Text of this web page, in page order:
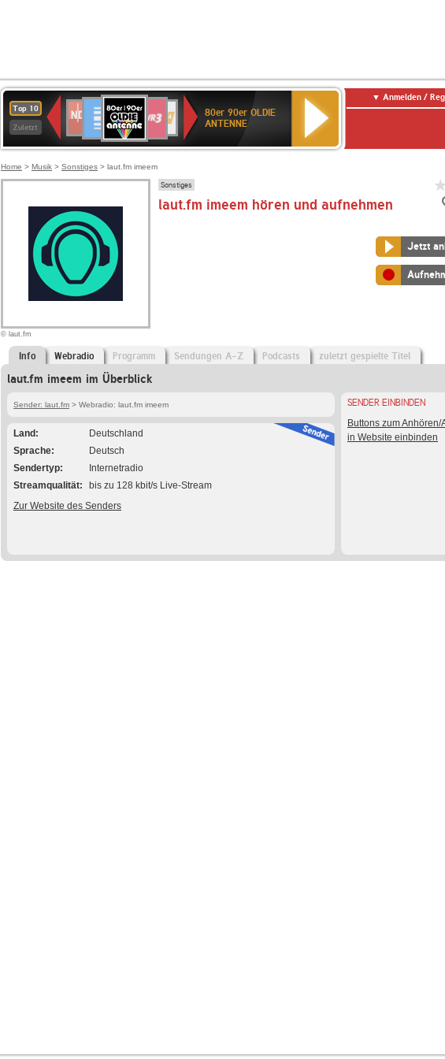
Top 10
Zuletzt
Deutschlandfunk
80er
90er
OLDIE
ANTENNE
SWR3
SWR
Kultur
NDR
2
80er 90er OLDIE
ANTENNE
Anmelden /
Home > Musik > Sonstiges > laut.fm imeem
© laut.fm
Sonstiges
laut.fm imeem hören und aufnehmen
Jetzt
Info Webradio Programm Sendungen A-Z Podcasts zuletzt gespielte Titel
laut.fm imeem im Überblick
Sender: laut.fm > Webradio: laut.fm imeem
Land
Deutschland
Sprache
Deutsch
Sendertyp
Internetradio
Streamqualität
bis zu 128 kbit/s Live-Stream
Zur Website des Senders
SENDER EINBINDEN
Buttons zum Anhören/
in Website einbinden